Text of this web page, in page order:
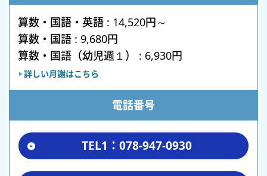
算数・国語・英語 : 14,520円～
算数・国語 : 9,680円
算数・国語（幼児週１） : 6,930円
詳しい月謝はこちら
電話番号
TEL1：078-947-0930